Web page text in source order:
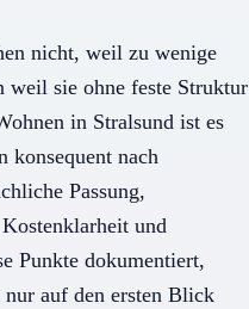
nicht, weil zu wenige
weil sie ohne feste Struktur
in Stralsund ist es
konsequent nach
Passung,
und
Punkte dokumentiert,
auf den ersten Blick